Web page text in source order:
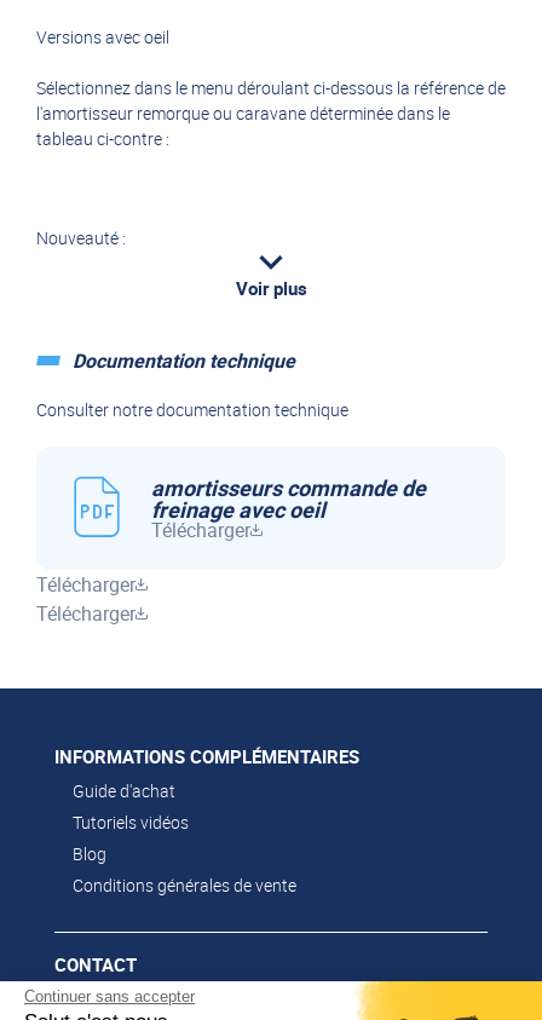
Continuer sans accepter
Versions avec oeil
Sélectionnez dans le menu déroulant ci-dessous la référence de
l'amortisseur remorque ou caravane déterminée dans le
tableau ci-contre :
Nouveauté :
Lien vers les amortisseurs de commande de freinage en
detachees/remorques/amortisseurs/amortisseurs-pour-
Voir plus
Documentation technique
Consulter notre documentation technique
amortisseurs commande de
freinage avec oeil
Télécharger
Télécharger
Télécharger
INFORMATIONS COMPLÉMENTAIRES
Guide d'achat
Tutoriels vidéos
Blog
Conditions générales de vente
CONTACT
02 51 52 26 57